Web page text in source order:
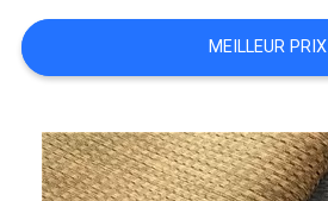
NEWS
DU
SITE
MEILLEUR PRIX